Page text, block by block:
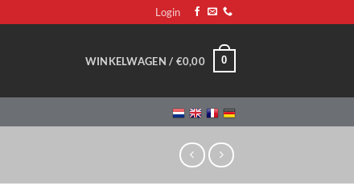
Login
WINKELWAGEN / €0,00 0